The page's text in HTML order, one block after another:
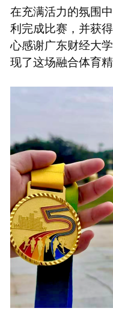
在充满活力的氛围
利完成比赛，并获
心感谢广东财经大
现了这场融合体育